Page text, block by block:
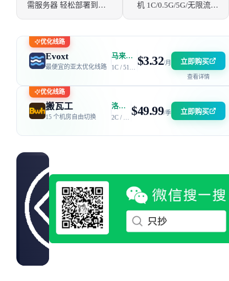
需服务器 轻松部署到
机 1C/0.5G/5G/无限流量
优化线路
Evoxt
最便宜的亚太优化线路
马来西亚 | 电信 GIA + 联通 9929 | 优惠码：AFF2377-DEV $3.32/月 立即购买
查看详情
优化线路
搬瓦工
15 个机房自由切换
洛杉矶 DC6 机房 | 电信 / 联通 CN2 GIA + 移动 CMIN2 $49.99/季 立即购买